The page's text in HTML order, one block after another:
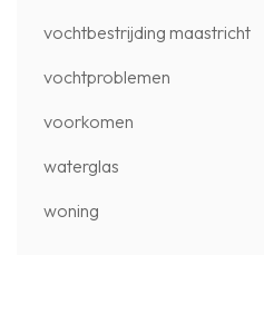
vochtbestrijding maastricht
vochtproblemen
voorkomen
waterglas
woning